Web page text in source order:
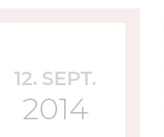
12. SEPT.
2014